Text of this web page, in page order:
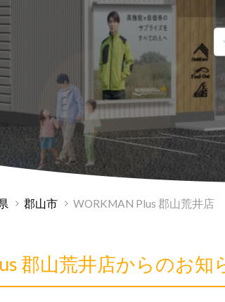
郡山市 WORKMAN Plus 郡山荒井店
郡山荒井店からのお知